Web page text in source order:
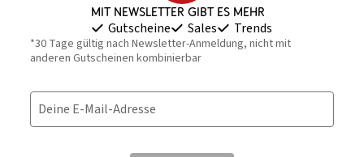
Mit Newsletter gibt es mehr
Gutscheine Sales Trends
*30 Tage gültig nach Newsletter-Anmeldung, nicht mit
anderen Gutscheinen kombinierbar
Deine E-Mail-Adresse